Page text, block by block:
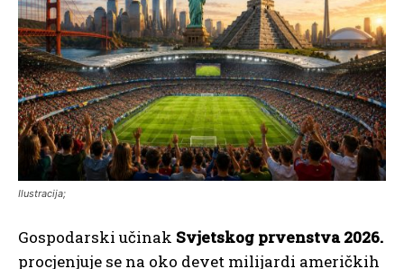
Ilustracija;
Gospodarski učinak Svjetskog prvenstva 2026.
procjenjuje se na oko devet milijardi američkih